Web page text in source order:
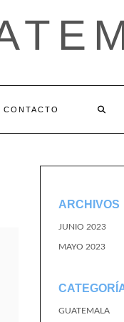
CONTACTO
ARCHIVOS
JUNIO 2023
MAYO 2023
GUATEMALA